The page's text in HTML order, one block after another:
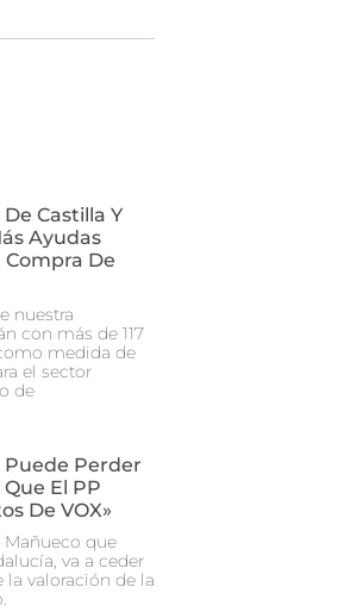
Castilla Y
Ayudas
Compra De
nuestra
con más de 117
medida de
el sector
de
Puede Perder
El PP
De VOX»
Mañueco que
va a ceder
la valoración de la